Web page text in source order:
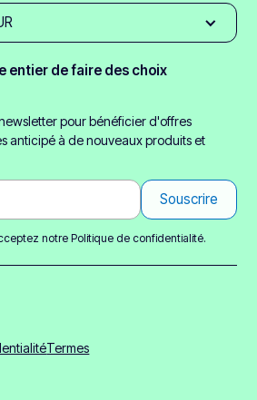
entier de faire des choix
pour bénéficier d'offres
anticipé à de nouveaux produits et
notrePolitique de confidentialité.
Termes